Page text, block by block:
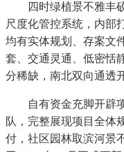
四时绿植景不雅丰硕
尺度化管控系统，内部
均有实体规划、存案文
套、交通灵通、低密恬
分稀缺，南北双向通透
自有资金充脚开辟项
队，完整展现项目全体
付，社区园林取滨河景